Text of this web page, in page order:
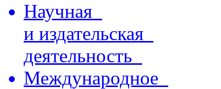
Научная
и издательская
деятельность
Международное